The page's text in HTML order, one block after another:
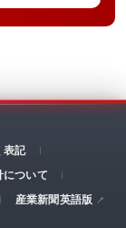
表記
について
産業新聞英語版